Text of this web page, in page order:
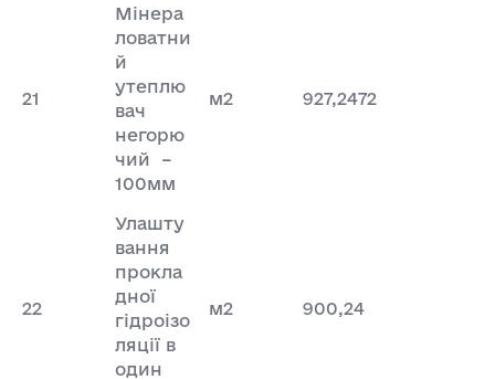
21
Мінера
ловатни
й
утеплю
вач
негорю
чий –
100мм
м2 927,2472
22
Улашту
вання
прокла
дної
гідроізо
ляції в
один
м2 900,24